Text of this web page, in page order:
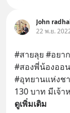
22 พ.ย.
#สายลุย #อยา
#สองพี่น้องออ
#อุทยานแห่งช
130 บาท มีเจ้
ดูเพิ่มเติม